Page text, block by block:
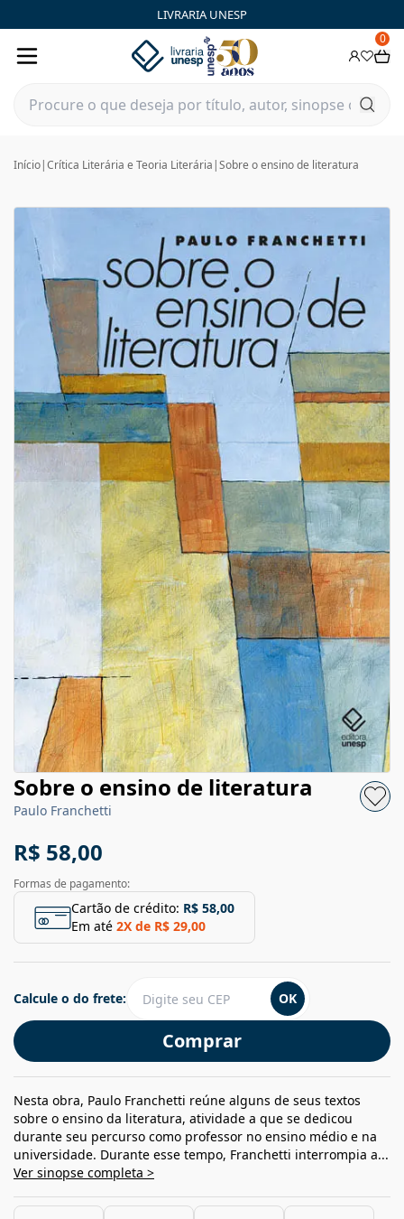
LIVRARIA UNESP
0
Início|Crítica Literária e Teoria Literária |Sobre o ensino de literatura
Sobre o ensino de literatura
Paulo Franchetti
R$ 58,00
Formas de pagamento:
Cartão de crédito: R$ 58,00
Em até 2X de R$ 29,00
Comprar
Calcule o do frete: OK
Nesta obra, Paulo Franchetti reúne alguns de seus textos
sobre o ensino da literatura, atividade a que se dedicou
durante seu percurso como professor no ensino médio e na
universidade. Durante esse tempo, Franchetti interrompia a...
Ver sinopse completa >